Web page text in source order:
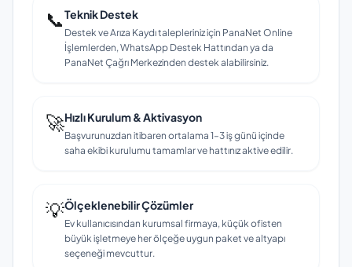
📞Teknik Destek
Destek ve Arıza Kaydı talepleriniz için PanaNet Online
İşlemlerden, WhatsApp Destek Hattından ya da
PanaNet Çağrı Merkezinden destek alabilirsiniz.
🚀Hızlı Kurulum & Aktivasyon
Başvurunuzdan itibaren ortalama 1–3 iş günü içinde
saha ekibi kurulumu tamamlar ve hattınız aktive edilir.
💡Ölçeklenebilir Çözümler
Ev kullanıcısından kurumsal firmaya, küçük ofisten
büyük işletmeye her ölçeğe uygun paket ve altyapı
seçeneği mevcuttur.